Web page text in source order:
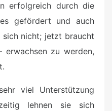
erfolgreich durch die
gefördert und auch
nicht; jetzt braucht
zu werden,
viel Unterstützung
lehnen sie sich